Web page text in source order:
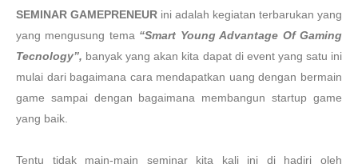
SEMINAR GAMEPRENEUR ini adalah kegiatan terbarukan yang
yang mengusung tema “Smart Young Advantage Of Gaming
Tecnology”, banyak yang akan kita dapat di event yang satu ini
mulai dari bagaimana cara mendapatkan uang dengan bermain
game sampai dengan bagaimana membangun startup game
yang baik.
Tentu tidak main-main seminar kita kali ini di hadiri oleh